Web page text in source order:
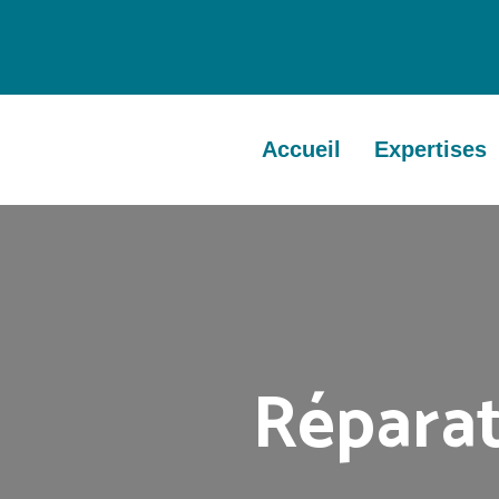
Accueil Expertises